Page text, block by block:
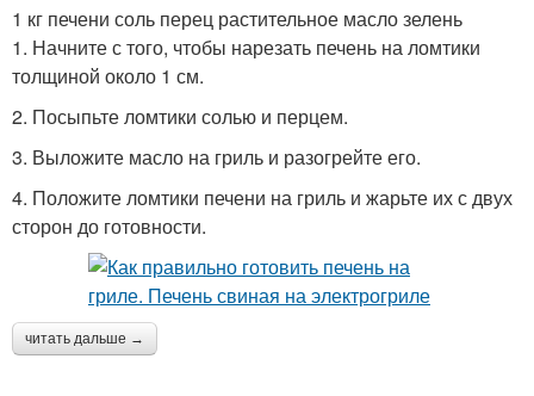
1 кг печени соль перец растительное масло зелень
1. Начните с того, чтобы нарезать печень на ломтики
толщиной около 1 см.
2. Посыпьте ломтики солью и перцем.
3. Выложите масло на гриль и разогрейте его.
4. Положите ломтики печени на гриль и жарьте их с двух
сторон до готовности.
читать дальше →